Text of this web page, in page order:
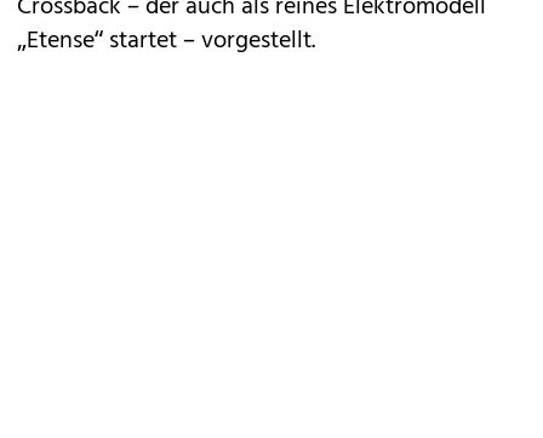
„Etense“ startet – vorgestellt.